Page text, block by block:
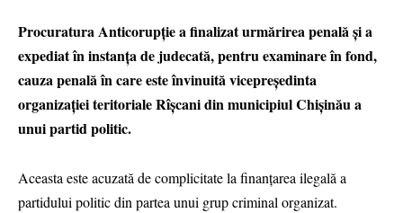
Procuratura Anticorupție a finalizat urmărirea penală și a
expediat în instanța de judecată, pentru examinare în fond,
cauza penală în care este învinuită vicepreședinta
organizației teritoriale Rîșcani din municipiul Chișinău a
unui partid politic.
Aceasta este acuzată de complicitate la finanțarea ilegală a
partidului politic din partea unui grup criminal organizat.